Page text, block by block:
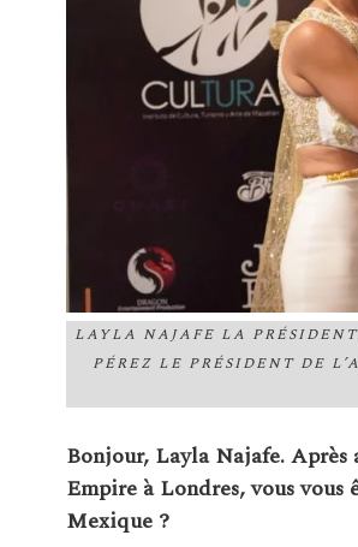
LAYLA NAJAFE LA
PÉREZ LE PRÉSIDENT DE
Bonjour, Layla Najafe.
Empire à Londres, vous
Mexique ?